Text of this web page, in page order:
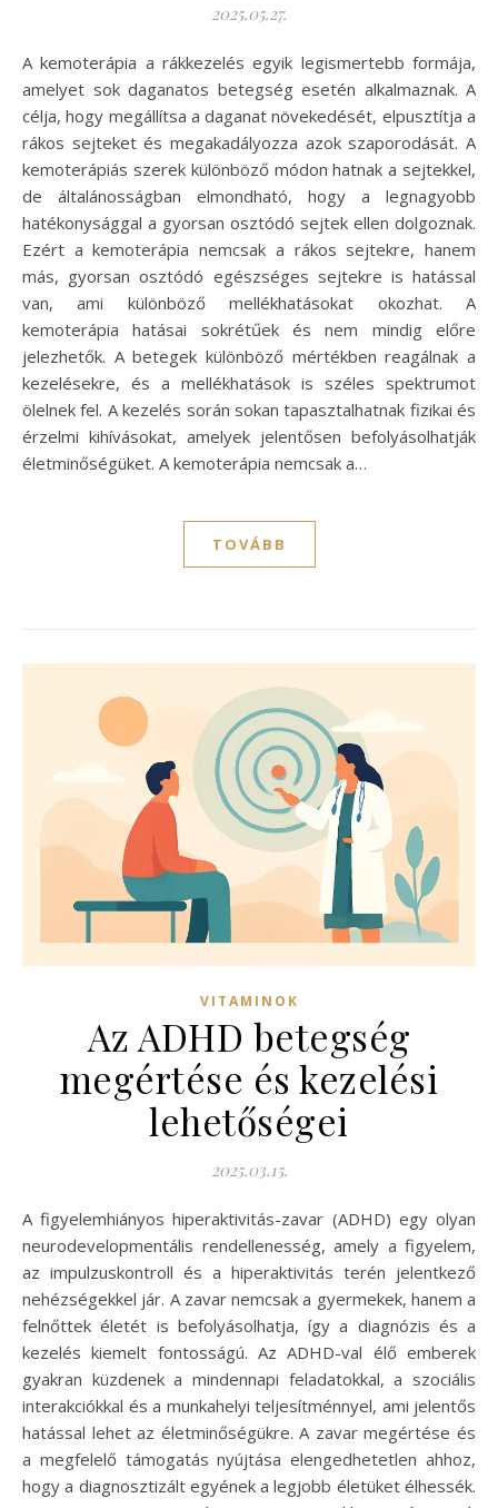
2025.05.27.
A kemoterápia a rákkezelés egyik legismertebb formája,
amelyet sok daganatos betegség esetén alkalmaznak. A
célja, hogy megállítsa a daganat növekedését, elpusztítja a
rákos sejteket és megakadályozza azok szaporodását. A
kemoterápiás szerek különböző módon hatnak a sejtekkel,
de általánosságban elmondható, hogy a legnagyobb
hatékonysággal a gyorsan osztódó sejtek ellen dolgoznak.
Ezért a kemoterápia nemcsak a rákos sejtekre, hanem
más, gyorsan osztódó egészséges sejtekre is hatással
van, ami különböző mellékhatásokat okozhat. A
kemoterápia hatásai sokrétűek és nem mindig előre
jelezhetők. A betegek különböző mértékben reagálnak a
kezelésekre, és a mellékhatások is széles spektrumot
ölelnek fel. A kezelés során sokan tapasztalhatnak fizikai és
érzelmi kihívásokat, amelyek jelentősen befolyásolhatják
életminőségüket. A kemoterápia nemcsak a…
TOVÁBB
VITAMINOK
Az ADHD betegség
megértése és kezelési
lehetőségei
2025.03.15.
A figyelemhiányos hiperaktivitás-zavar (ADHD) egy olyan
neurodevelopmentális rendellenesség, amely a figyelem,
az impulzuskontroll és a hiperaktivitás terén jelentkező
nehézségekkel jár. A zavar nemcsak a gyermekek, hanem a
felnőttek életét is befolyásolhatja, így a diagnózis és a
kezelés kiemelt fontosságú. Az ADHD-val élő emberek
gyakran küzdenek a mindennapi feladatokkal, a szociális
interakciókkal és a munkahelyi teljesítménnyel, ami jelentős
hatással lehet az életminőségükre. A zavar megértése és
a megfelelő támogatás nyújtása elengedhetetlen ahhoz,
hogy a diagnosztizált egyének a legjobb életüket élhessék.